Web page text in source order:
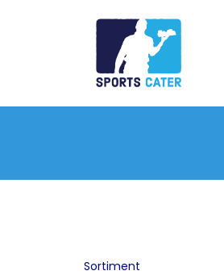
Sortiment